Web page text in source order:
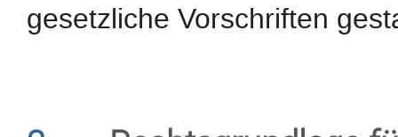
gesetzliche Vorschriften